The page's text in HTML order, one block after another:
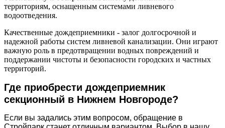
территориям, оснащенным системами ливневого
водоотведения.
Качественные дождеприемники - залог долгосрочной и
надежной работы систем ливневой канализации. Они играют
важную роль в предотвращении водных повреждений и
поддержании чистоты и безопасности городских и частных
территорий.
Где приобрести дождеприемник
секционный в Нижнем Новгороде?
Если вы задались этим вопросом, обращение в